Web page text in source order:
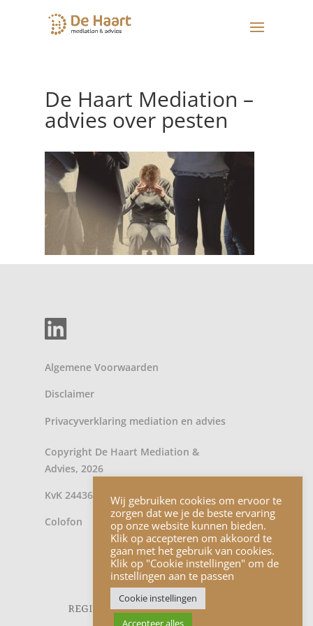
De Haart Mediation –
advies over pesten
Algemene Voorwaarden
Disclaimer
Privacyverklaring mediation en advies
Copyright De Haart Mediation &
Advies, 2026
KvK 24436902
Colofon
Wij gebruiken cookies om ervoor te
zorgen dat we je de beste ervaring
op onze website kunnen bieden.
Klik op accepteren om akkoord te
gaan met het gebruik van cookies.
Klik op "Cookie instellingen" om de
instellingen aan te passen
Cookie instellingen
Accepteer alles